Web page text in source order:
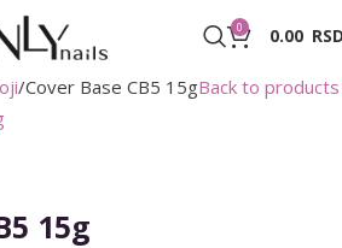
0 0.00
Cover Base CB5 15gBack to products
15g